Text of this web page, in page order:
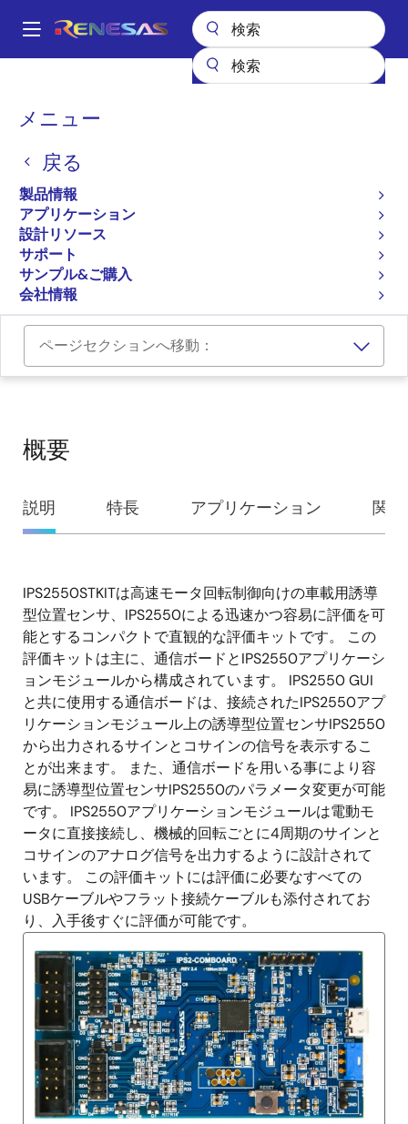
ン
Main
メニュー
戻る
製品情報
アプリケーション
設計リソース
サポート
サンプル&ご購入
会社情報
パ
く
ず
IPS2550STKIT
IPS2550用評価キット
IPS2550STKIT
ページセクションへ移動：
概要
概
要
説明 特長 アプリケーション 関
説
明
IPS2550STKITは高速モータ回転制御向けの車載用誘導
型位置センサ、IPS2550による迅速かつ容易に評価を可
能とするコンパクトで直観的な評価キットです。 この
評価キットは主に、通信ボードとIPS2550アプリケーシ
ョンモジュールから構成されています。 IPS2550 GUI
と共に使用する通信ボードは、接続されたIPS2550アプ
リケーションモジュール上の誘導型位置センサIPS2550
から出力されるサインとコサインの信号を表示するこ
とが出来ます。 また、通信ボードを用いる事により容
易に誘導型位置センサIPS2550のパラメータ変更が可能
です。 IPS2550アプリケーションモジュールは電動モ
ータに直接接続し、機械的回転ごとに4周期のサインと
コサインのアナログ信号を出力するように設計されて
います。 この評価キットには評価に必要なすべての
USBケーブルやフラット接続ケーブルも添付されてお
り、入手後すぐに評価が可能です。